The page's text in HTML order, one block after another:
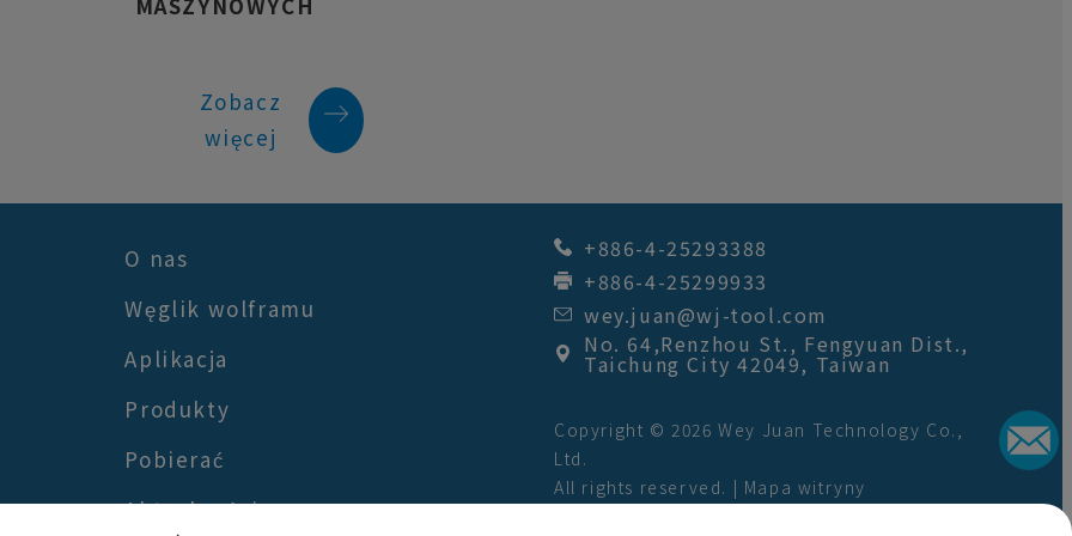
Zobacz
więcej
O nas
Węglik wolframu
Aplikacja
Produkty
Pobierać
Aktualności
+886-4-25293388
+886-4-25299933
wey.juan@wj-tool.com
No. 64,Renzhou St. , Fengyuan Dist.,
Taichung City 42049, Taiwan
Copyright © 2026Wey Juan Technology Co.,
Ltd.
All rights reserved. | Mapa witryny